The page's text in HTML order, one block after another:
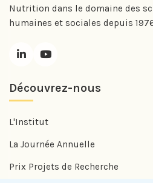
Nutrition dans le domaine des
humaines et sociales depuis
Découvrez-nous
L'Institut
La Journée Annuelle
Prix Projets de Recherche